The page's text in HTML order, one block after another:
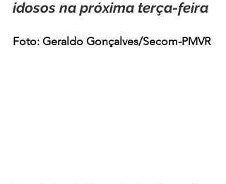
idosos na próxima terça-feira
Foto: Geraldo Gonçalves/Secom-PMVR